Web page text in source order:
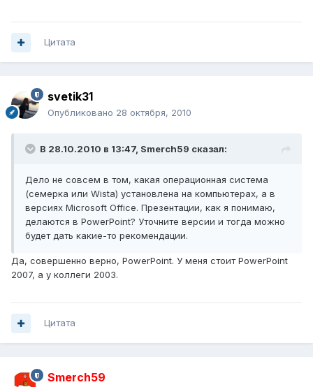
Цитата
svetik31
Опубликовано 28 октября, 2010
В 28.10.2010 в 13:47, Smerch59 сказал:
Дело не совсем в том, какая операционная система
(семерка или Wista) установлена на компьютерах, а в
версиях Microsoft Office. Презентации, как я понимаю,
делаются в PowerPoint? Уточните версии и тогда можно
будет дать какие-то рекомендации.
Да, совершенно верно, PowerPoint. У меня стоит PowerPoint
2007, а у коллеги 2003.
Цитата
Smerch59